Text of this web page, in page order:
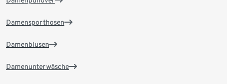
Damensporthosen
Damenblusen
Damenunterwäsche